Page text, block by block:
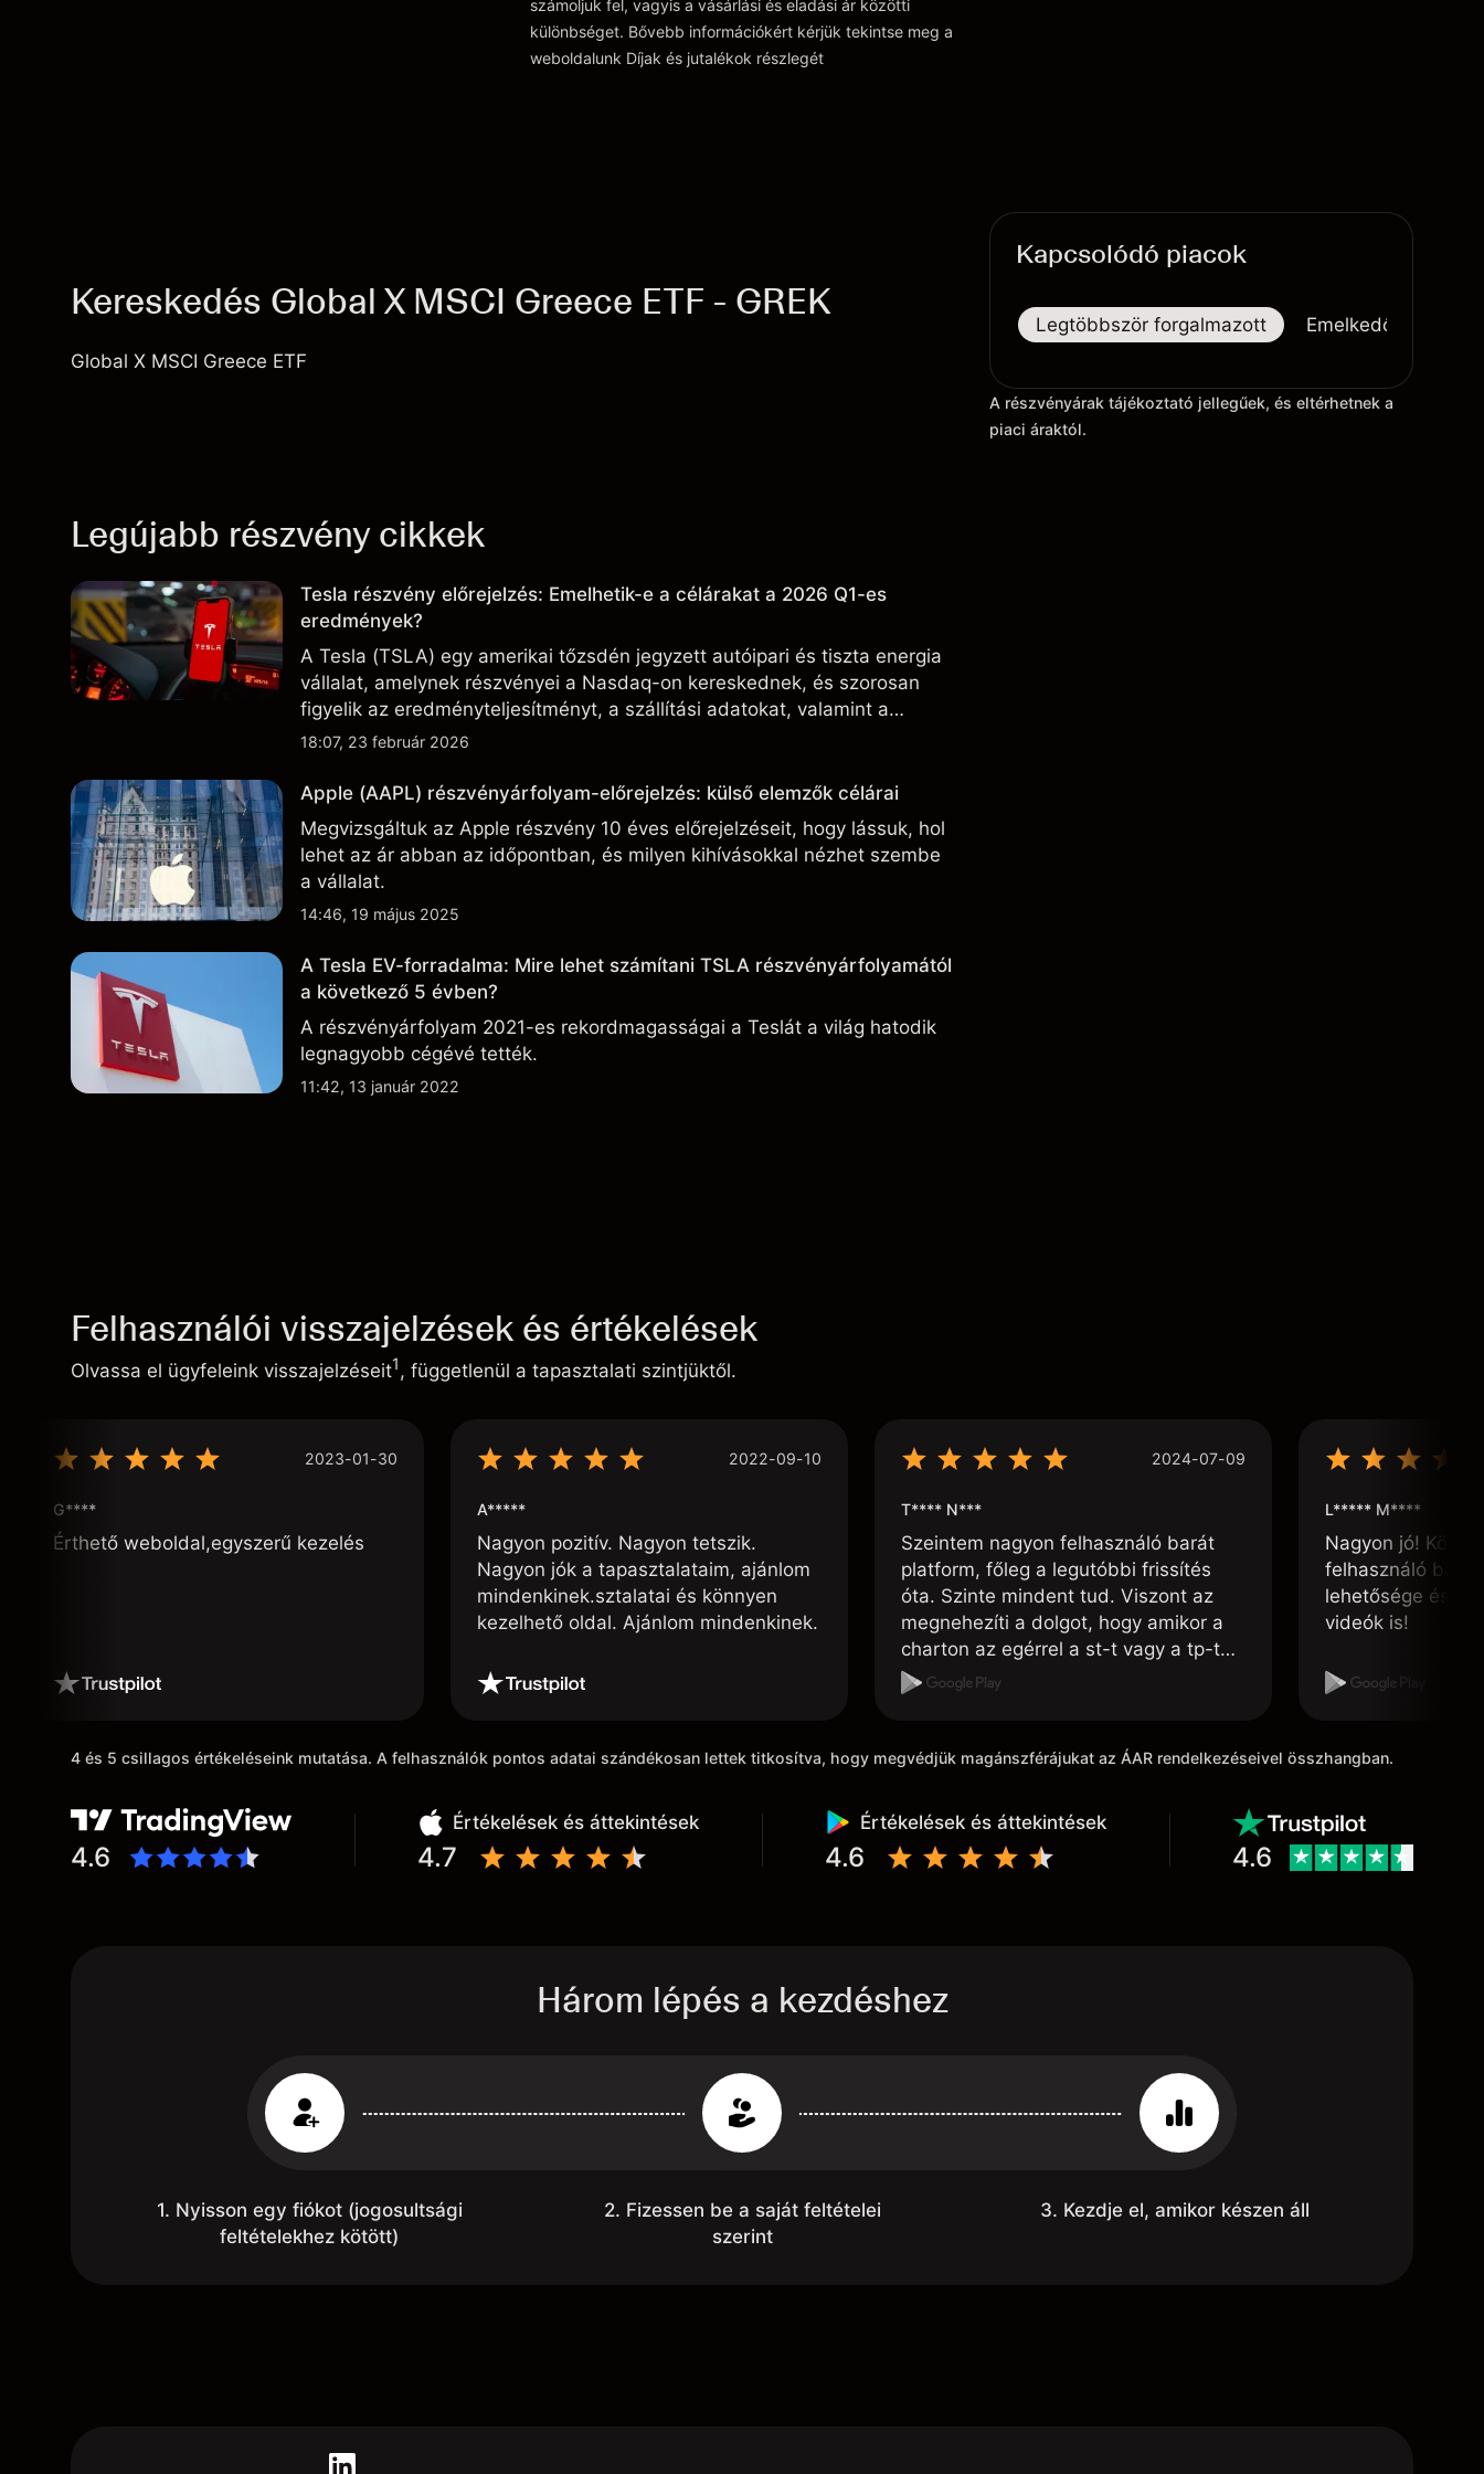
Díjak és jutalékokrészlegét
számoljuk fel, vagyis a vásárlási és eladási ár közötti
különbséget. Bővebb információkért kérjük tekintse meg a
weboldalunk Díjak és jutalékok részlegét
Kereskedés Global X MSCI Greece ETF - GREK
Global X MSCI Greece ETF
Legújabb részvény cikkek
Tesla részvény előrejelzés: Emelhetik-e a célárakat a 2026 Q1-es
eredmények?
A Tesla (TSLA) egy amerikai tőzsdén jegyzett autóipari és tiszta energia
vállalat, amelynek részvényei a Nasdaq-on kereskednek, és szorosan
figyelik az eredményteljesítményt, a szállítási adatokat, valamint a
technológiai és gyártási fejleményeket.
18:07, 23 február 2026
Apple (AAPL) részvényárfolyam-előrejelzés: külső elemzők célárai
Megvizsgáltuk az Apple részvény 10 éves előrejelzéseit, hogy lássuk, hol
lehet az ár abban az időpontban, és milyen kihívásokkal nézhet szembe
a vállalat.
14:46, 19 május 2025
A Tesla EV-forradalma: Mire lehet számítani TSLA részvényárfolyamától
a következő 5 évben?
A részvényárfolyam 2021-es rekordmagasságai a Teslát a világ hatodik
legnagyobb cégévé tették.
11:42, 13 január 2022
Kapcsolódó piacok
Legtöbbször forgalmazott Emelkedők
A részvényárak tájékoztató jellegűek, és eltérhetnek a
piaci áraktól.
Felhasználói visszajelzések és értékelések
Olvassa el ügyfeleink visszajelzéseit1, függetlenül a tapasztalati szintjüktől.
2023-01-30
G****
Érthető weboldal,egyszerű kezelés
2022-09-10
A*****
Nagyon pozitív. Nagyon tetszik.
Nagyon jók a tapasztalataim, ajánlom
mindenkinek.sztalatai és könnyen
kezelhető oldal. Ajánlom mindenkinek.
2024-07-09
T**** N***
Szeintem nagyon felhasználó barát
platform, főleg a legutóbbi frissítés
óta. Szinte mindent tud. Viszont az
megnehezíti a dolgot, hogy amikor a
charton az egérrel a st-t vagy a tp-t
akarom húzni, félúton vissza ugrik a
L***** M****
Nagyon jó!
felhasználó
lehetősége és,
videók is!
4 és 5 csillagos értékeléseink mutatása. A felhasználók pontos adatai szándékosan lettek titkosítva, hogy megvédjük magánszférájukat az ÁAR rendelkezéseivel összhangban.
4.6
Értékelések és áttekintések
4.7
Értékelések és áttekintések
4.6 4.6
Három lépés a kezdéshez
1. Nyisson egy fiókot (jogosultsági
feltételekhez kötött)
2. Fizessen be a saját feltételei
szerint
3. Kezdje el, amikor készen áll